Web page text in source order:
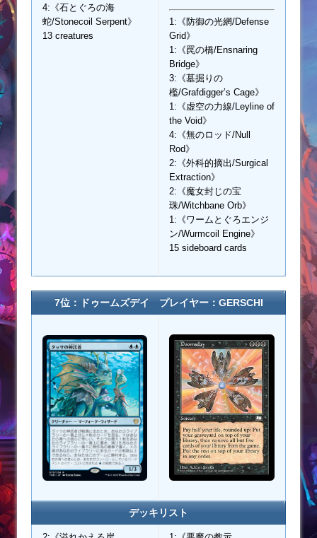
4:《石とぐろの海
蛇/Stonecoil Serpent》
13 creatures
1:《防御の光網/Defense
Grid》
1:《罠の橋/Ensnaring
Bridge》
3:《墓掘りの
檻/Grafdigger’s Cage》
1:《虚空の力線/Leyline of
the Void》
4:《無のロッド/Null
Rod》
2:《外科的摘出/Surgical
Extraction》
2:《魔女封じの宝
珠/Witchbane Orb》
1:《ワームとぐろエンジ
ン/Wurmcoil Engine》
15 sideboard cards
7位：ドゥームズデイ プレイヤー：GERSCHI
デッキリスト